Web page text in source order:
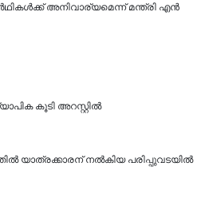
അനിവാര്യമെന്ന് മന്ത്രി എൻ
കൂടി അറസ്റ്റില്‍
യാത്രക്കാരന് നല്‍കിയ പരിപ്പുവടയില്‍